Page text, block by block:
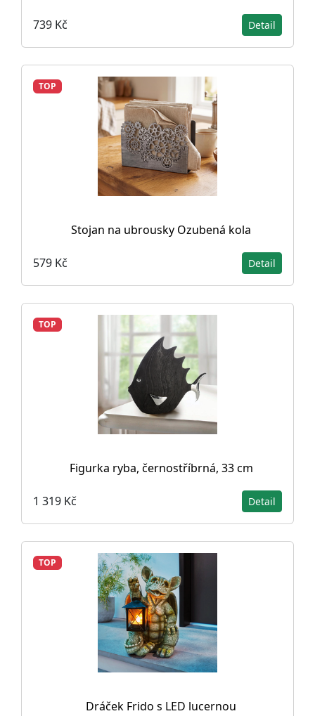
739 Kč Detail
TOP
Stojan na ubrousky Ozubená kola
579 Kč Detail
TOP
Figurka ryba, černostříbrná, 33 cm
1 319 Kč Detail
TOP
Dráček Frido s LED lucernou